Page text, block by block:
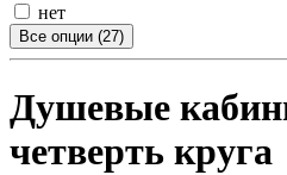
нет
Все опции (27)
Душевые
четверть круга